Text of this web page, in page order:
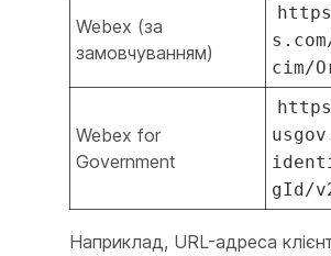
Webex (за
замовчуванням)
cim/
Webex for
Government
gId/
Наприклад, URL-адреса